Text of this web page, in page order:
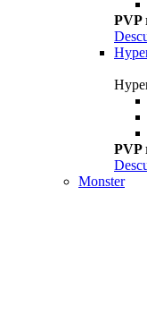
PVP
PVP
Monster